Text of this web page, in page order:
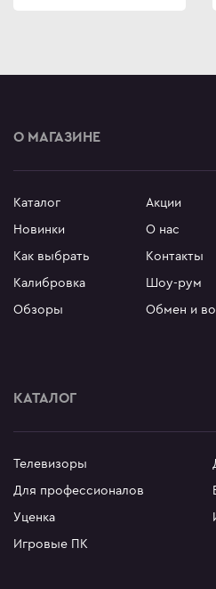
О МАГАЗИНЕ
Каталог
Новинки
Как выбрать
Калибровка
Обзоры
Акции
О нас
Контакты
Шоу-рум
Обмен и
КАТАЛОГ
Телевизоры
Для профессионалов
Уценка
Игровые ПК